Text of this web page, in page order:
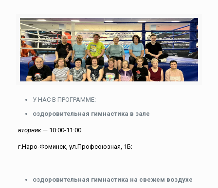
У НАС В ПРОГРАММЕ:
оздоровительная гимнастика в зале
вторник— 10:00-11:00
г.Наро-Фоминск, ул.Профсоюзная, 1Б;
оздоровительная гимнастика на свежем воздухе